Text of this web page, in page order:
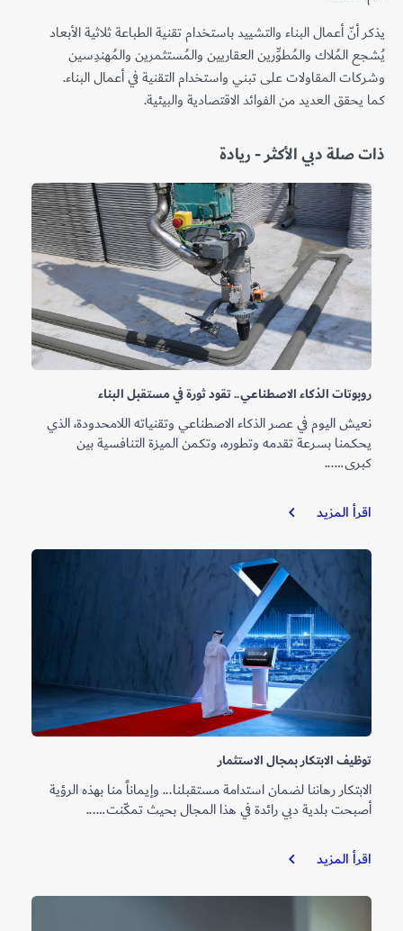
يذكر أنّ أعمال البناء والتشييد باستخدام تقنية الطباعة ثلاثية الأبعاد
يُشجع المُلاك والمُطوِّرين العقاريين والمُستثمرين والمُهندِسين
وشركات المقاولات على تبني واستخدام التقنية في أعمال البناء.
كما يحقق العديد من الفوائد الاقتصادية والبيئية.
ذات صلة دبي الأكثر - ريادة
روبوتات الذكاء الاصطناعي.. تقود ثورة في مستقبل البناء
نعيش اليوم في عصر الذكاء الاصطناعي وتقنياته اللامحدودة، الذي
يحكمنا بسرعة تقدمه وتطوره، وتكمن الميزة التنافسية بين
كبرى…...
اقرأ المزيد
روبوتات
الاصطناعي..
تقود
ثورة
في
مستقبل
البناء
توظيف الابتكار بمجال الاستثمار
الابتكار رهاننا لضمان استدامة مستقبلنا... وإيماناً منا بهذه الرؤية
أصبحت بلدية دبي رائدة في هذا المجال بحيث تمكّنت…...
اقرأ المزيد
توظيف
بمجال
الاستثمار